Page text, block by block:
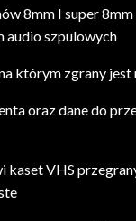
8mm I super
audio szpulowych
którym zgrany jest
oraz dane do
kaset VHS